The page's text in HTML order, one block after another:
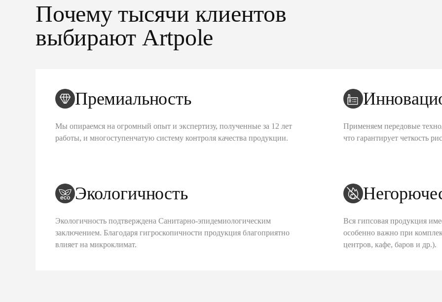
Почему тысячи клиентов
выбирают Artpole
Премиальность
Мы опираемся на огромный опыт и экспертизу, полученные за 12 лет
работы, и многоступенчатую систему контроля качества продукции.
Применяем передовые
что гарантирует четкость
Экологичность
Экологичность подтверждена Санитарно-эпидемиологическим
заключением. Благодаря гигроскопичности продукция благоприятно
влияет на микроклимат.
Вся гипсовая продукция
особенно важно при
центров, кафе, баров и др.).